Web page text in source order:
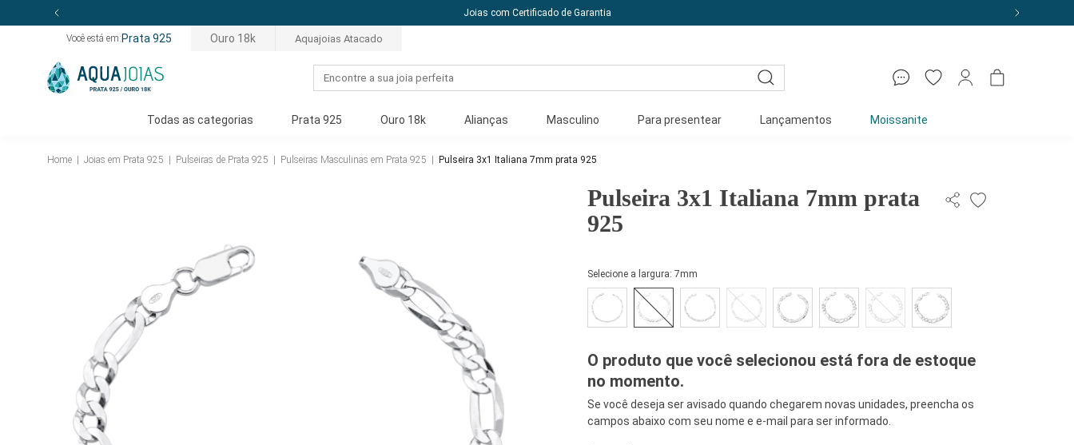
10% off com o cupom: PRIMEIRACOMPRA
Você está em: Prata 925 Ouro 18k Aquajoias Atacado
Todas as categorias Prata 925 Ouro 18k Alianças Masculino Para presentear Lançamentos Moissanite
Home | Joias em Prata 925 | Pulseiras de Prata 925 | Pulseiras Masculinas em Prata 925 | Pulseira 3x1 Italiana 7mm prata 925
Pulseira 3x1 Italiana 7mm prata
925
Selecione a largura: 7mm
O produto que você selecionou está fora de estoque
no momento.
Se você deseja ser avisado quando chegarem novas unidades, preencha os
campos abaixo com seu nome e e-mail para ser informado.